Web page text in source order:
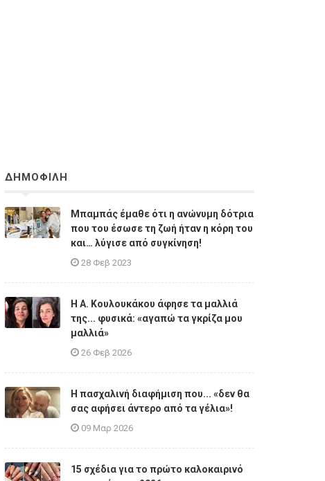
ΔΗΜΟΦΙΛΗ
Μπαμπάς έμαθε ότι η ανώνυμη δότρια
που του έσωσε τη ζωή ήταν η κόρη του
και… λύγισε από συγκίνηση!
28 Φεβ 2023
Η A. Κουλουκάκου άφησε τα μαλλιά
της... φυσικά: «αγαπώ τα γκρίζα μου
μαλλιά»
26 Φεβ 2026
Η πασχαλινή διαφήμιση που... «δεν θα
σας αφήσει άντερο από τα γέλια»!
09 Μαρ 2026
15 σχέδια για το πρώτο καλοκαιρινό